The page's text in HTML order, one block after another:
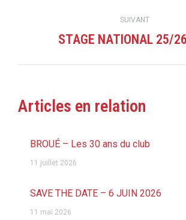
SUIVANT
Article
STAGE NATIONAL 25/
Articles en relation
BROUÉ – Les 30 ans du club
11 juillet 2026
SAVE THE DATE – 6 JUIN 2026
11 mai 2026